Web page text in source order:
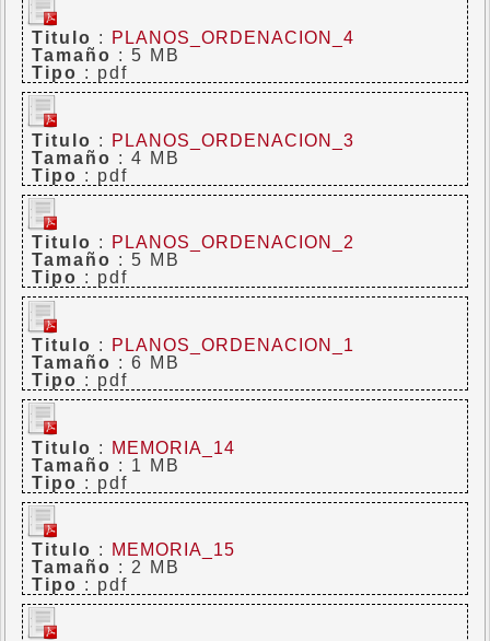
Titulo :
PLANOS_ORDENACION_4
Tamaño : 5 MB
Tipo : pdf
Titulo :
PLANOS_ORDENACION_3
Tamaño : 4 MB
Tipo : pdf
Titulo :
PLANOS_ORDENACION_2
Tamaño : 5 MB
Tipo : pdf
Titulo :
PLANOS_ORDENACION_1
Tamaño : 6 MB
Tipo : pdf
Titulo :
MEMORIA_14
Tamaño : 1 MB
Tipo : pdf
Titulo :
MEMORIA_15
Tamaño : 2 MB
Tipo : pdf